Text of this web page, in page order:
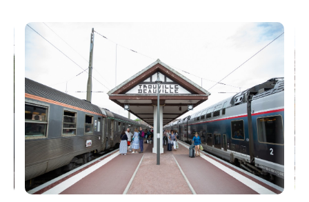
transported into a friendly, vintage atmosphere. A
day dedicated to bubbles Destination Épernay and
Reims, the capitals of Champagne, where you can
stroll along the Avenue de Champagne, visit
prestigious estates, or simply enjoy the Champagne
landscapes and their relaxed lifestyle. Our onboard
services A simple and delicious sandwich offer,
available for pre-order during the journey. A bar car
welcomes you with hot and cold drinks, champagne
by the glass, and a few sweet treats to nibble on. A